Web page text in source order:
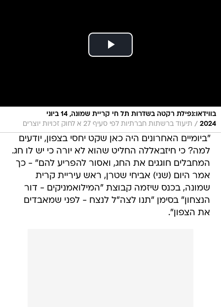
בווידאו:נפילת רקטה בשדרות תל חי קריית שמונה, 14 ביוני
2024
/ תיעוד ברשתות חברתיות לפי סעיף 27 א לחוק זכויות יוצרים
"ביומיים האחרונים היה כאן שקט יחסי בצפון, יודעים
למה? כי חיזבאללה החליט שהוא לא יורה כי יש לו חג.
המחבלים חוגגים את החג, ואסור להפריע להם" - כך
אמר היום (שני) אביחי שטרן, ראש עיריית קרית
שמונה, בכנס שיזמה קבוצת "המילואמניקים - דור
הנצחון" בסימן "תנו לצה"ל לנצח - לפני שמאבדים
את הצפון".